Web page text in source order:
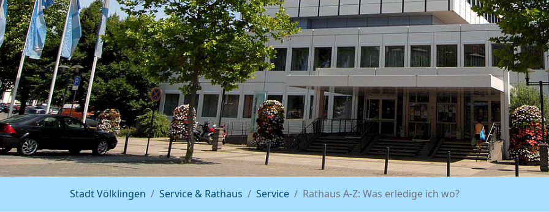
Stadt Völklingen Service & Rathaus Service Rathaus A-Z: Was erledige ich wo?